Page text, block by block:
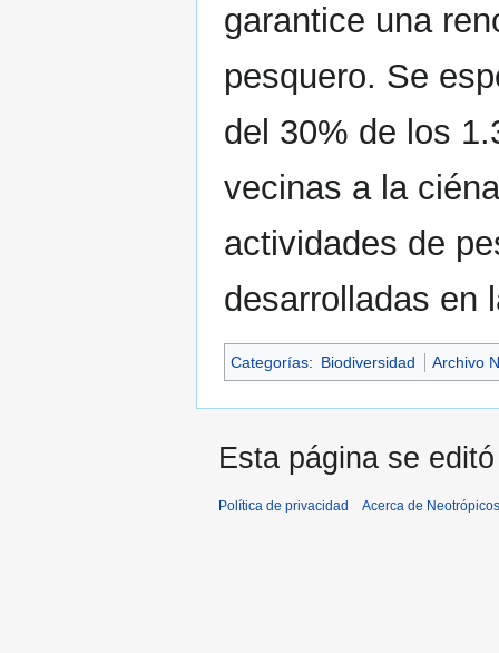
garantice una
pesquero. Se
del 30% de los
vecinas a la
actividades de
desarrolladas en
Categorías: Biodiversidad Archivo
Esta página se
Política de privacidad Acerca de Neotrópicos